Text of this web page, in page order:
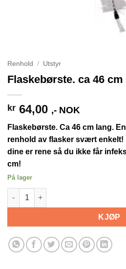
Renhold / Utstyr
Flaskebørste. ca 46 cm
kr 64,00 ,- NOK
Flaskebørste. Ca 46 cm lang.
renhold av flasker svært enkelt!
dine er rene så du ikke får
cm!
På lager
Flaskebørste. ca 46 cm lang antall
KJØP